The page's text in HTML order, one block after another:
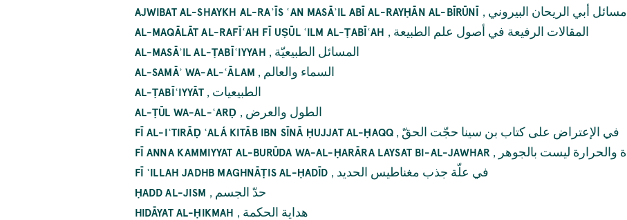
AJWIBAT AL-SHAYKH AL-RAʾĪS ʿAN MASĀʾIL ABĪ AL-RAYḤĀN AL-BĪRŪNĪ , أبي الريحان البيروني
AL-MAQĀLĀT AL-RAFĪʿAH FĪ UṢŪL ʿILM AL-ṬABĪʿAH , المقالات الرفيعة في أصول علم الطبيعة
AL-MASĀʾIL AL-ṬABĪʿIYYAH , المسائل الطبيعيّة
AL-SAMĀʾ WA-AL-ʿĀLAM , السماء والعالم
AL-ṬABĪʿIYYĀT, الطبيعيات
AL-ṬŪL WA-AL-ʿARḌ , الطول والعرض
FĪ AL-IʿTIRĀḌ ʿALÁ KITĀB IBN SĪNĀ ḤUJJAT AL-ḤAQQ , في الإعتراض على كتاب بن سينا حجّت الحقّ
FĪ ANNA KAMMIYYAT AL-BURŪDA WA-AL-ḤARĀRA LAYSAT BI-AL-JAWHAR , والحرارة ليست بالجوهر
FĪ ʿILLAH JADHB MAGHNĀṬIS AL-ḤADĪD , في علّة جذب مغناطيس الحديد
ḤADD AL-JISM , حدّ الجسم
HIDĀYAT AL-ḤIKMAH , هداية الحكمة